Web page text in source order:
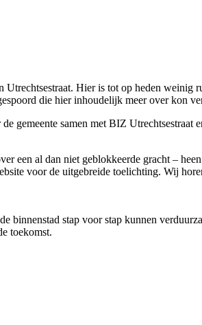
Hier is tot op heden weinig
die hier inhoudelijk meer over kon
gemeente samen met BIZ Utrechtsestraat
een al dan niet geblokkeerde gracht –
voor de uitgebreide toelichting. Wij
binnenstad stap voor stap kunnen
toekomst.